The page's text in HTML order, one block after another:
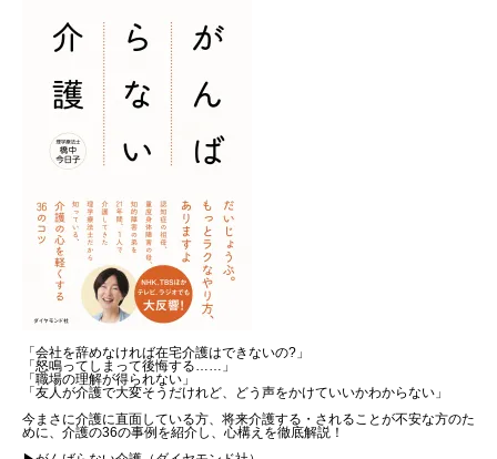
「会社を辞めなければ在宅介護はできないの?」
「怒鳴ってしまって後悔する……」
「職場の理解が得られない」
「友人が介護で大変そうだけれど、どう声をかけていいかわからない」
今まさに介護に直面している方、将来介護する・されることが不安な方のた
めに、介護の36の事例を紹介し、心構えを徹底解説！